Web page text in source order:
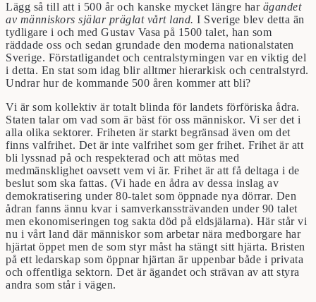
Lägg så till att i 500 år och kanske mycket längre har ägandet
av människors själar präglat vårt land. I Sverige blev detta än
tydligare i och med Gustav Vasa på 1500 talet, han som
räddade oss och sedan grundade den moderna nationalstaten
Sverige. Förstatligandet och centralstyrningen var en viktig del
i detta. En stat som idag blir alltmer hierarkisk och centralstyrd.
Undrar hur de kommande 500 åren kommer att bli?
Vi är som kollektiv är totalt blinda för landets förföriska ådra.
Staten talar om vad som är bäst för oss människor. Vi ser det i
alla olika sektorer. Friheten är starkt begränsad även om det
finns valfrihet. Det är inte valfrihet som ger frihet. Frihet är att
bli lyssnad på och respekterad och att mötas med
medmänsklighet oavsett vem vi är. Frihet är att få deltaga i de
beslut som ska fattas. (Vi hade en ådra av dessa inslag av
demokratisering under 80-talet som öppnade nya dörrar. Den
ådran fanns ännu kvar i samverkanssträvanden under 90 talet
men ekonomiseringen tog sakta död på eldsjälarna). Här står vi
nu i vårt land där människor som arbetar nära medborgare har
hjärtat öppet men de som styr måst ha stängt sitt hjärta. Bristen
på ett ledarskap som öppnar hjärtan är uppenbar både i privata
och offentliga sektorn. Det är ägandet och strävan av att styra
andra som står i vägen.